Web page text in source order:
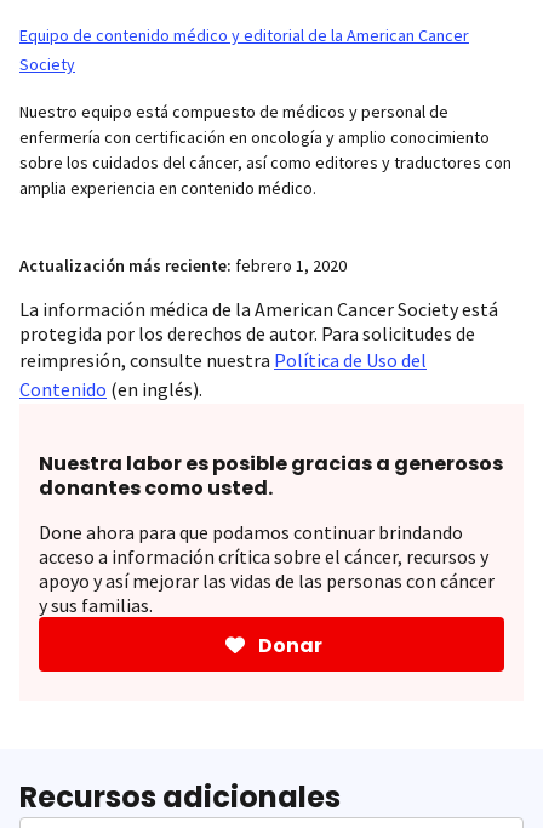
Equipo de contenido médico y editorial de la American Cancer
Society
Nuestro equipo está compuesto de médicos y personal de
enfermería con certificación en oncología y amplio conocimiento
sobre los cuidados del cáncer, así como editores y traductores con
amplia experiencia en contenido médico.
Actualización más reciente: febrero 1, 2020
La información médica de la American Cancer Society está
protegida por los derechos de autor. Para solicitudes de
reimpresión, consulte nuestra Política de Uso del
Contenido (en inglés).
Nuestra labor es posible gracias a generosos
donantes como usted.
Done ahora para que podamos continuar brindando
acceso a información crítica sobre el cáncer, recursos y
apoyo y así mejorar las vidas de las personas con cáncer
y sus familias.
Donar
Recursos adicionales